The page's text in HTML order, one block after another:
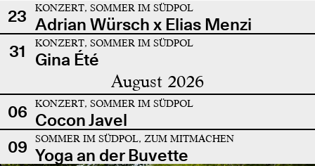
23
KONZERT, SOMMER IM SÜDPOL
Adrian Würsch x Elias Menzi
31
KONZERT, SOMMER IM SÜDPOL
Gina Été
August 2026
06 KONZERT, SOMMER IM SÜDPOL
Cocon Javel
09
SOMMER IM SÜDPOL, ZUM MITMACHEN
Yoga an der Buvette